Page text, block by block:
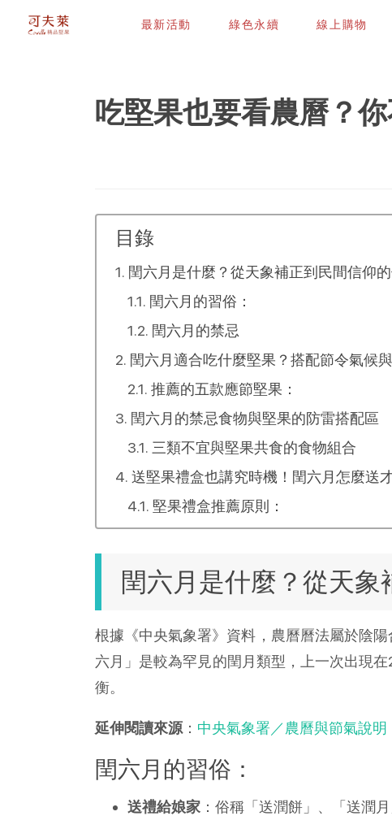
最新活動 綠色永續 線上購物
吃堅果也要看農曆？
目錄
閏六月是什麼？從天象補正到民間信仰
閏六月的習俗：
閏六月的禁忌
閏六月適合吃什麼堅果？搭配節令氣候
推薦的五款應節堅果：
閏六月的禁忌食物與堅果的防雷搭配區
三類不宜與堅果共食的食物組合
送堅果禮盒也講究時機！閏六月怎麼送
堅果禮盒推薦原則：
閏六月是什麼？從天
根據《中央氣象署》資料，農曆曆法屬於陰
六月」是較為罕見的閏月類型，上一次出現
衡。
延伸閱讀來源 ： 中央氣象署／農曆與節氣說明
閏六月的習俗：
送禮給娘家 ：俗稱「送潤餅」、「送潤